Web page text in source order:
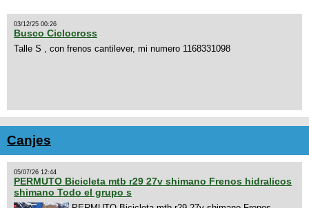
03/12/25 00:26
Busco Ciclocross
Talle S , con frenos cantilever, mi numero 1168331098
Canjes
05/07/26 12:44
PERMUTO Bicicleta mtb r29 27v shimano Frenos hidralicos
shimano Todo el grupo s